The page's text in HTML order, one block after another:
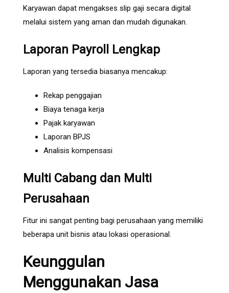
Karyawan dapat mengakses slip gaji secara digital
melalui sistem yang aman dan mudah digunakan.
Laporan Payroll Lengkap
Laporan yang tersedia biasanya mencakup:
Rekap penggajian
Biaya tenaga kerja
Pajak karyawan
Laporan BPJS
Analisis kompensasi
Multi Cabang dan Multi
Perusahaan
Fitur ini sangat penting bagi perusahaan yang memiliki
beberapa unit bisnis atau lokasi operasional.
Keunggulan
Menggunakan Jasa